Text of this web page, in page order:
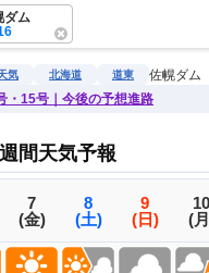
ダム
台風情報 地震情報 警報・注
気 北海道 道東
佐幌ダム
・15号｜今後の予想進路
間天気予報
7
(金)
8
(土)
9
(日)
10
(